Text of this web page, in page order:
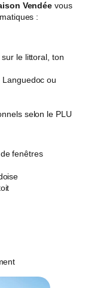
Vendée vous
:
le littoral, ton
Languedoc ou
selon le PLU
fenêtres